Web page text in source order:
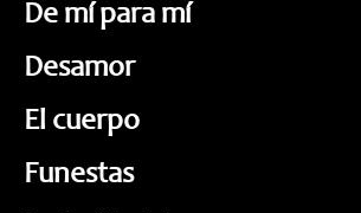
De mí para mí
Desamor
El cuerpo
Funestas